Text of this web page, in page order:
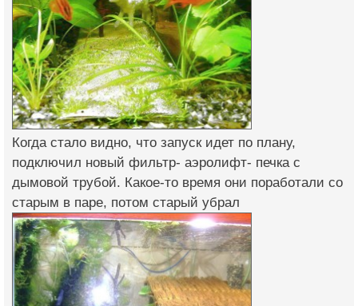
Когда стало видно, что запуск идет по плану,
подключил новый фильтр- аэролифт- печка с
дымовой трубой. Какое-то время они поработали со
старым в паре, потом старый убрал